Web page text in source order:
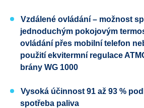
Vzdálené ovládání – možnost
jednoduchým pokojovým
ovládání přes mobilní telefon
použití ekvitermní regulace
brány WG 1000
Vysoká účinnost 91 až 93 %
spotřeba paliva